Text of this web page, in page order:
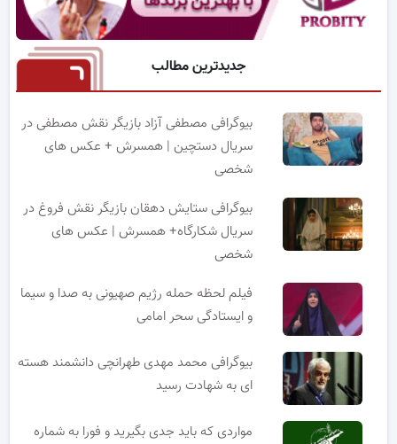
جدیدترین مطالب
بیوگرافی مصطفی آزاد بازیگر نقش مصطفی در
سریال دستچین | همسرش + عکس های
شخصی
بیوگرافی ستایش دهقان بازیگر نقش فروغ در
سریال شکارگاه+ همسرش | عکس های
شخصی
فیلم لحظه حمله رژیم صهیونی به صدا و سیما
و ایستادگی سحر امامی
بیوگرافی محمد مهدی طهرانچی دانشمند هسته
ای به شهادت رسید
مواردی که باید جدی بگیرید و فورا به شماره